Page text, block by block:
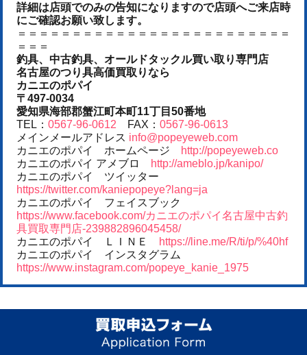
詳細は店頭でのみの告知になりますので店頭へご来店時
にご確認お願い致します。
＝＝＝＝＝＝＝＝＝＝＝＝＝＝＝＝＝＝＝＝＝＝＝＝＝
＝＝＝
釣具、中古釣具、オールドタックル買い取り専門店
名古屋のつり具高価買取りなら
カニエのポパイ
〒497-0034
愛知県海部郡蟹江町本町11丁目50番地
TEL： 0567-96-0612 FAX： 0567-96-0613
メインメールアドレス info@popeyeweb.com
カニエのポパイ ホームページ
http://popeyeweb.co
カニエのポパイ アメブロ
http://ameblo.jp/kanipo/
カニエのポパイ ツイッター
https://twitter.com/kaniepopeye?lang=ja
カニエのポパイ フェイスブック
https://www.facebook.com/カニエのポパイ名古屋中古釣
具買取専門店-239882896045458/
カニエのポパイ ＬＩＮＥ
https://line.me/R/ti/p/%40hf
カニエのポパイ インスタグラム
https://www.instagram.com/popeye_kanie_1975